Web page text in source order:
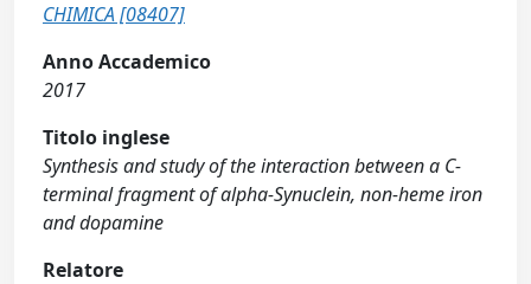
CHIMICA [08407]
Anno Accademico
2017
Titolo inglese
Synthesis and study of the interaction between a C-
terminal fragment of alpha-Synuclein, non-heme iron
and dopamine
Relatore